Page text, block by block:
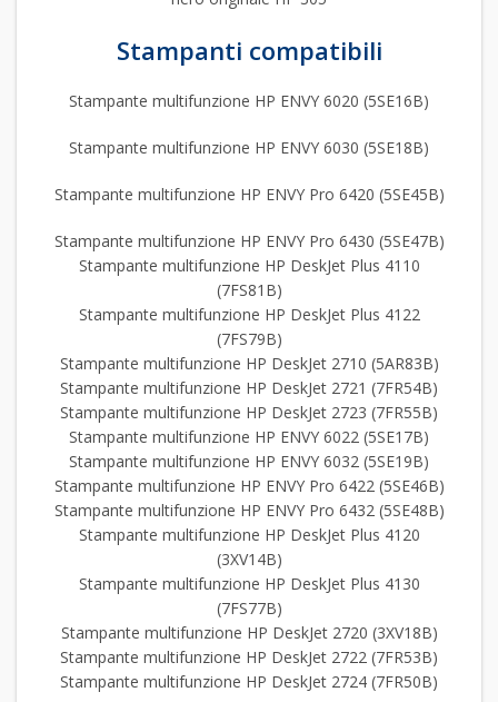
Stampanti compatibili
Stampante multifunzione HP ENVY 6020 (5SE16B)
Stampante multifunzione HP ENVY 6030 (5SE18B)
Stampante multifunzione HP ENVY Pro 6420 (5SE45B)
Stampante multifunzione HP ENVY Pro 6430 (5SE47B)
Stampante multifunzione HP DeskJet Plus 4110
(7FS81B)
Stampante multifunzione HP DeskJet Plus 4122
(7FS79B)
Stampante multifunzione HP DeskJet 2710 (5AR83B)
Stampante multifunzione HP DeskJet 2721 (7FR54B)
Stampante multifunzione HP DeskJet 2723 (7FR55B)
Stampante multifunzione HP ENVY 6022 (5SE17B)
Stampante multifunzione HP ENVY 6032 (5SE19B)
Stampante multifunzione HP ENVY Pro 6422 (5SE46B)
Stampante multifunzione HP ENVY Pro 6432 (5SE48B)
Stampante multifunzione HP DeskJet Plus 4120
(3XV14B)
Stampante multifunzione HP DeskJet Plus 4130
(7FS77B)
Stampante multifunzione HP DeskJet 2720 (3XV18B)
Stampante multifunzione HP DeskJet 2722 (7FR53B)
Stampante multifunzione HP DeskJet 2724 (7FR50B)